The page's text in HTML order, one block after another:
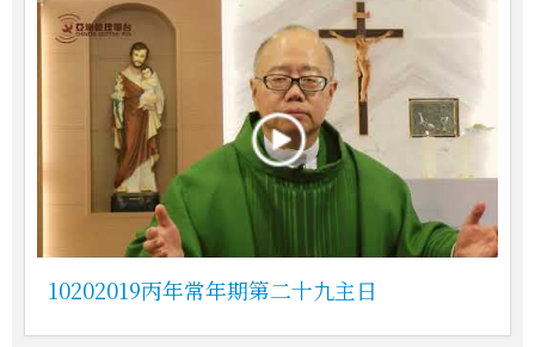
10202019丙年常年期第二十九主日